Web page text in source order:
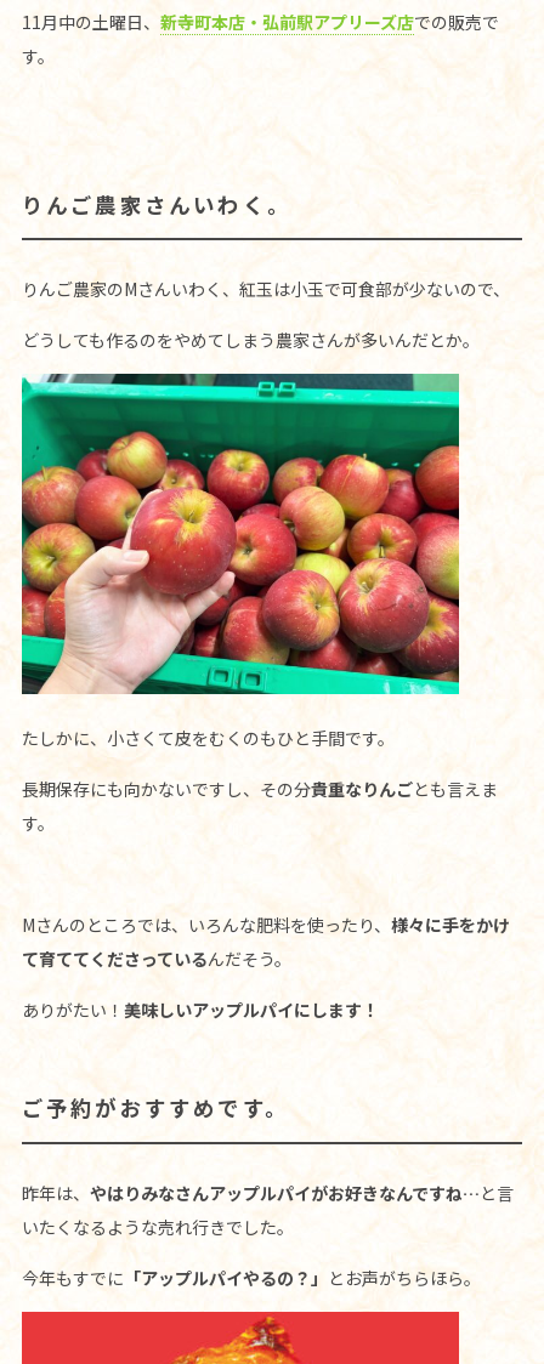
11月中の土曜日、 新寺町本店・弘前駅アプリーズ店での販売で
す。
りんご農家さんいわく。
りんご農家のMさんいわく、紅玉は小玉で可食部が少ないので、
どうしても作るのをやめてしまう農家さんが多いんだとか。
たしかに、小さくて皮をむくのもひと手間です。
長期保存にも向かないですし、その分貴重なりんごとも言えま
す。
Mさんのところでは、いろんな肥料を使ったり、 様々に手をかけ
て育ててくださっているんだそう。
ありがたい！ 美味しいアップルパイにします！
ご予約がおすすめです。
昨年は、 やはりみなさんアップルパイがお好きなんですね…と言
いたくなるような売れ行きでした。
今年もすでに 「アップルパイやるの？」 とお声がちらほら。